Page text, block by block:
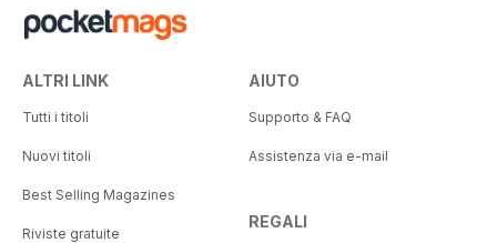
ALTRI LINK
Tutti i titoli
Nuovi titoli
Best Selling Magazines
Riviste gratuite
AIUTO
Supporto & FAQ
Assistenza via e-mail
REGALI